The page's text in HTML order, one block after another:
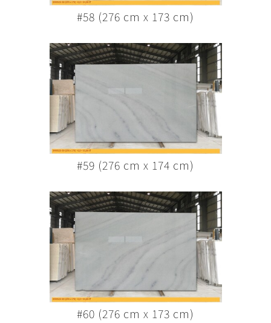
#58 (276 cm x 173 cm)
#59 (276 cm x 174 cm)
#60 (276 cm x 173 cm)